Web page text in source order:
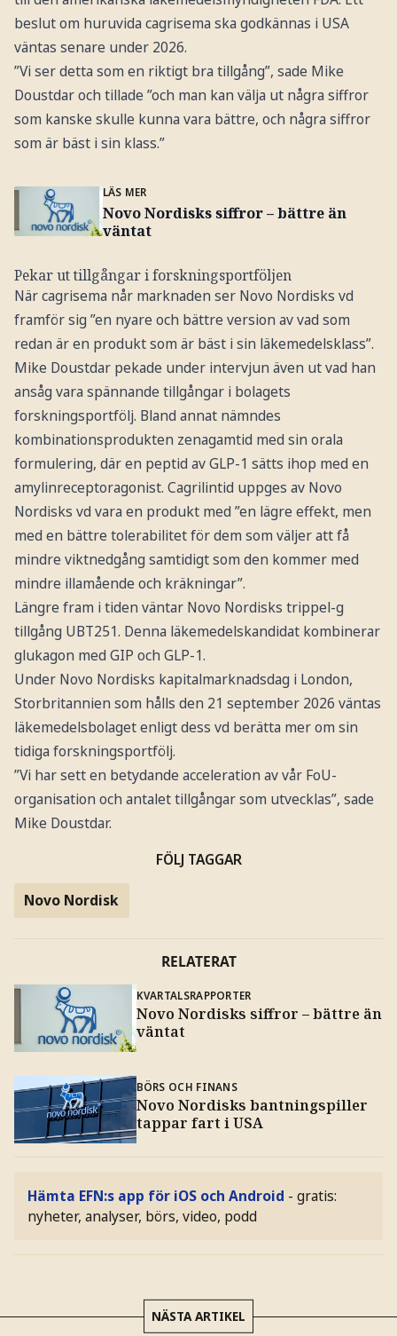
beslut om huruvida cagrisema ska godkännas i USA
väntas senare under 2026.
”Vi ser detta som en riktigt bra tillgång”, sade Mike
Doustdar och tillade ”och man kan välja ut några siffror
som kanske skulle kunna vara bättre, och några siffror
som är bäst i sin klass.”
LÄS MER
Novo Nordisks siffror – bättre än
väntat
Pekar ut tillgångar i forskningsportföljen
När cagrisema når marknaden ser Novo Nordisks vd
framför sig ”en nyare och bättre version av vad som
redan är en produkt som är bäst i sin läkemedelsklass”.
Mike Doustdar pekade under intervjun även ut vad han
ansåg vara spännande tillgångar i bolagets
forskningsportfölj. Bland annat nämndes
kombinationsprodukten zenagamtid med sin orala
formulering, där en peptid av GLP-1 sätts ihop med en
amylinreceptoragonist. Cagrilintid uppges av Novo
Nordisks vd vara en produkt med ”en lägre effekt, men
med en bättre tolerabilitet för dem som väljer att få
mindre viktnedgång samtidigt som den kommer med
mindre illamående och kräkningar”.
Längre fram i tiden väntar Novo Nordisks trippel-g
tillgång UBT251. Denna läkemedelskandidat kombinerar
glukagon med GIP och GLP-1.
Under Novo Nordisks kapitalmarknadsdag i London,
Storbritannien som hålls den 21 september 2026 väntas
läkemedelsbolaget enligt dess vd berätta mer om sin
tidiga forskningsportfölj.
”Vi har sett en betydande acceleration av vår FoU-
organisation och antalet tillgångar som utvecklas”, sade
Mike Doustdar.
FÖLJ TAGGAR
Novo Nordisk
RELATERAT
KVARTALSRAPPORTER
Novo Nordisks siffror – bättre än
väntat
BÖRS OCH FINANS
Novo Nordisks bantningspiller
tappar fart i USA
Hämta EFN:s app för iOS och Android - gratis:
nyheter, analyser, börs, video, podd
NÄSTA ARTIKEL